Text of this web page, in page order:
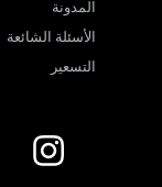
المدونة
الأسئلة الشائعة
التسعير